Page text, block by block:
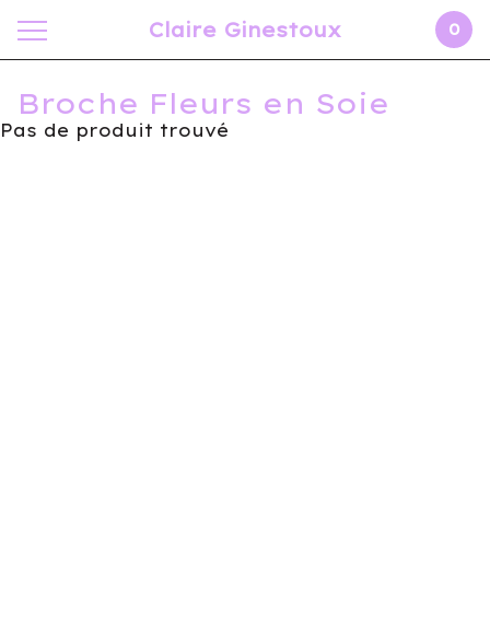
Claire Ginestoux 0
Broche Fleurs en Soie
Pas de produit trouvé